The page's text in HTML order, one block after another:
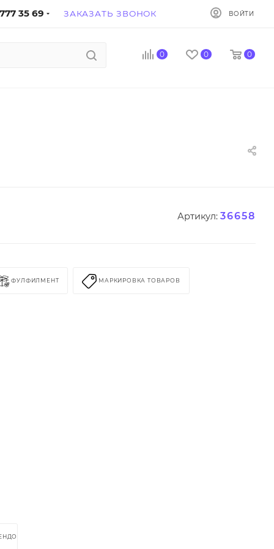
35 69 ЗАКАЗАТЬ ЗВОНОК ВОЙТИ
0 0 0
Артикул: 36658
ФУЛФИЛМЕНТ МАРКИРОВКА ТОВАРОВ